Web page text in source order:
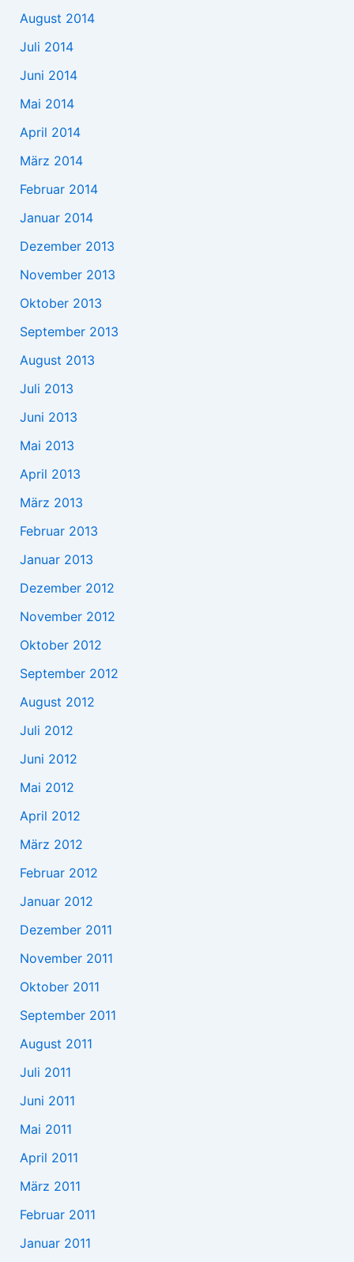
August 2014
Juli 2014
Juni 2014
Mai 2014
April 2014
März 2014
Februar 2014
Januar 2014
Dezember 2013
November 2013
Oktober 2013
September 2013
August 2013
Juli 2013
Juni 2013
Mai 2013
April 2013
März 2013
Februar 2013
Januar 2013
Dezember 2012
November 2012
Oktober 2012
September 2012
August 2012
Juli 2012
Juni 2012
Mai 2012
April 2012
März 2012
Februar 2012
Januar 2012
Dezember 2011
November 2011
Oktober 2011
September 2011
August 2011
Juli 2011
Juni 2011
Mai 2011
April 2011
März 2011
Februar 2011
Januar 2011